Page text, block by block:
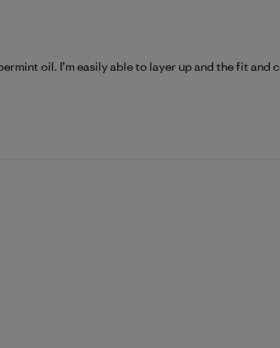
oil. I’m easily able to layer up and the fit and